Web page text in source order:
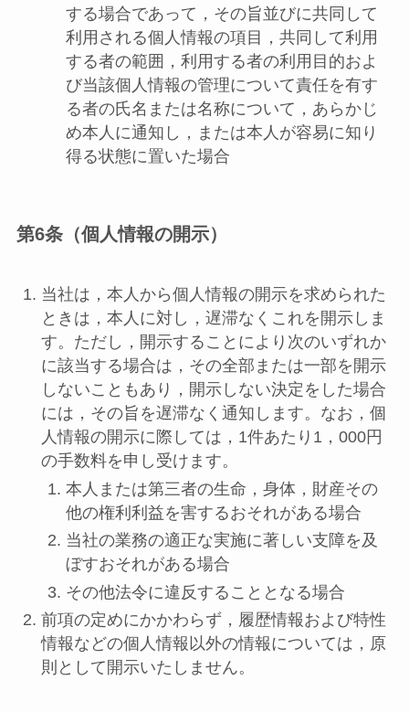
する場合であって，その旨並びに共同して
利用される個人情報の項目，共同して利用
する者の範囲，利用する者の利用目的およ
び当該個人情報の管理について責任を有す
る者の氏名または名称について，あらかじ
め本人に通知し，または本人が容易に知り
得る状態に置いた場合
第6条（個人情報の開示）
当社は，本人から個人情報の開示を求められた
ときは，本人に対し，遅滞なくこれを開示しま
す。ただし，開示することにより次のいずれか
に該当する場合は，その全部または一部を開示
しないこともあり，開示しない決定をした場合
には，その旨を遅滞なく通知します。なお，個
人情報の開示に際しては，1件あたり1，000円
の手数料を申し受けます。
本人または第三者の生命，身体，財産その
他の権利利益を害するおそれがある場合
当社の業務の適正な実施に著しい支障を及
ぼすおそれがある場合
その他法令に違反することとなる場合
前項の定めにかかわらず，履歴情報および特性
情報などの個人情報以外の情報については，原
則として開示いたしません。